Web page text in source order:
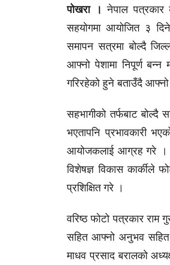
पोखरा । नेपाल पत्रकार
सहयोगमा आयोजित ३
समापन सत्रमा बोल्दै
आफ्नो पेशामा निपूर्ण बन्न
गरिरहेको हुने बताउँदै आफ्नो
सहभागीको तर्फबाट बोल्दै
भएतापनि प्रभावकारी
आयोजकलाई आग्रह गरे ।
विशेषज्ञ विकास कार्कीले
प्रशिक्षित गरे ।
वरिष्ठ फोटो पत्रकार राम
सहित आफ्नो अनुभव
माधव प्रसाद बरालको